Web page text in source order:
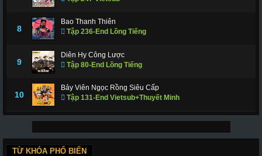
8
Bao Thanh Thiên
Tập 236-End Lồng Tiếng
9
Diên Hy Công Lược
Tập 80-End Lồng Tiếng
10
Bảy Viên Ngọc Rồng Siêu Cấp
Tập 131-End Vietsub+Thuyết Minh
TỪ KHÓA PHỔ BIẾN